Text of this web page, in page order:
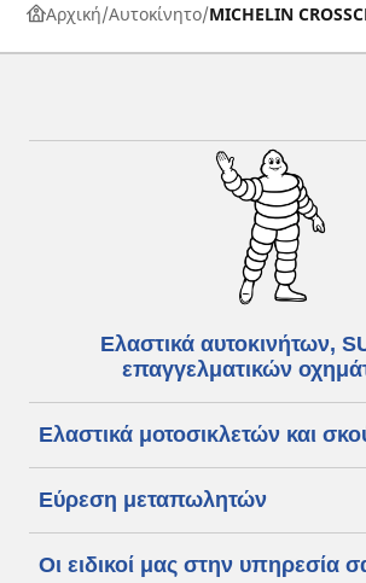
Αρχική Αυτοκίνητο MICHELIN
Ελαστικά αυτοκινήτων,
επαγγελματικών
Ελαστικά μοτοσικλετών και
Εύρεση μεταπωλητών
Οι ειδικοί μας στην υπηρεσία